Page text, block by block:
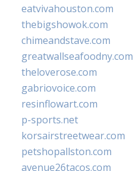
eatvivahouston.com
thebigshowok.com
chimeandstave.com
greatwallseafoodny.com
theloverose.com
gabriovoice.com
resinflowart.com
p-sports.net
korsairstreetwear.com
petshopallston.com
avenue26tacos.com